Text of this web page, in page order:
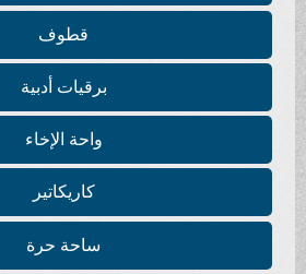
قطوف
برقيات أدبية
واحة الإخاء
كاريكاتير
ساحة حرة